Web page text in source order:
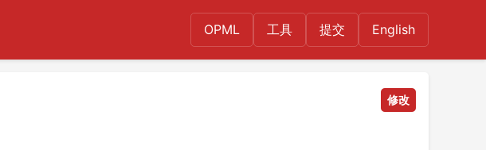
OPML 工具 提交 English
修改